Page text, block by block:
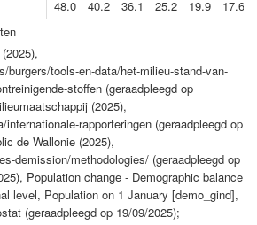
48.0 40.2 36.1 25.2 19.9 17.6
burgers/tools-en-data/het-milieu-stand-van-
stoffen (geraadpleegd op
(2025),
rapporteringen (geraadpleegd op
de Wallonie (2025),
demission/methodologies/ (geraadpleegd op
Population change - Demographic balance
level, Population on 1 January [demo_gind],
(geraadpleegd op 19/09/2025);